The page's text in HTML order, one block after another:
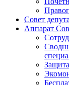
Совет
Аппарат